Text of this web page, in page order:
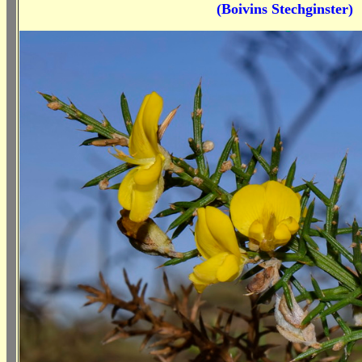
(Boivins Stechginster)